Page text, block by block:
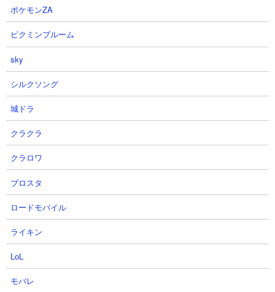
【攻略概要】
ゃんコンボは会計力アップ小を積んでいます。残り編成はにぎ
り、大狂乱ゴム、カンカン、黒イズ、ムート、真田幸村。開幕か
らカンカンを突っ込ませてペンギンを倒して資金を稼ぎ、ギルテ
ィペンには真田と黒イズのコンビを当てて処理。溜まった資金で
ムート出撃＆総攻撃で一気に敵城を破壊して速攻攻略を完成させ
ています。
ポケモンZA
ピクミンブルーム
sky
シルクソング
城ドラ
クラクラ
クラロワ
ブロスタ
ロードモバイル
ライキン
LoL
モバレ